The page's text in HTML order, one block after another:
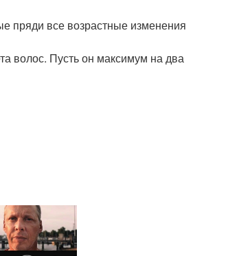
пряди все возрастные изменения
волос. Пусть он максимум на два